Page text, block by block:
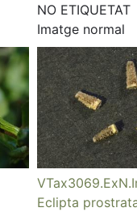
NO ETIQUETAT
Imatge normal
Eclipta